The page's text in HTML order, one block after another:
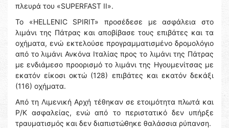
πλευρά του «SUPERFAST II».
Το «HELLENIC SPIRIT» προσέδεσε με ασφάλεια στο
λιμάνι της Πάτρας και αποβίβασε τους επιβάτες και τα
οχήματα, ενώ εκτελούσε προγραμματισμένο δρομολόγιο
από το λιμάνι Ανκόνα Ιταλίας προς το λιμάνι της Πάτρας
με ενδιάμεσο προορισμό το λιμάνι της Ηγουμενίτσας με
εκατόν είκοσι οκτώ (128) επιβάτες και εκατόν δεκάξι
(116) οχήματα.
Από τη Λιμενική Αρχή τέθηκαν σε ετοιμότητα πλωτά και
Ρ/Κ ασφαλείας, ενώ από το περιστατικό δεν υπήρξε
τραυματισμός και δεν διαπιστώθηκε θαλάσσια ρύπανση.